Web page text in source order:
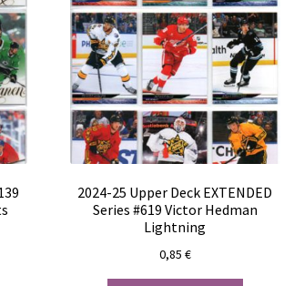
2024-25 Upper Deck EXTENDED
Series #619 Victor Hedman
Lightning
0,85 €